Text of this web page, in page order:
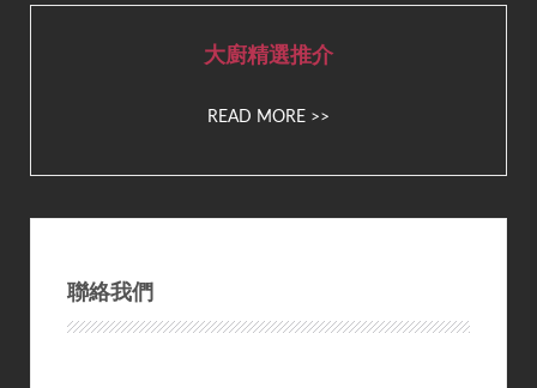
大廚精選推介
READ MORE >>
聯絡我們